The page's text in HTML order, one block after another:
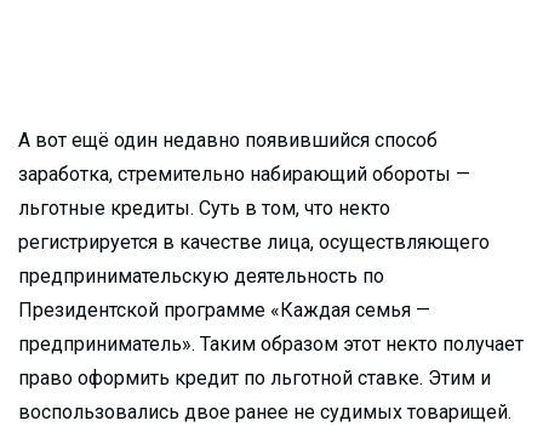
А вот ещё один недавно появившийся способ
заработка, стремительно набирающий обороты —
льготные кредиты. Суть в том, что некто
регистрируется в качестве лица, осуществляющего
предпринимательскую деятельность по
Президентской программе «Каждая семья —
предприниматель». Таким образом этот некто получает
право оформить кредит по льготной ставке. Этим и
воспользовались двое ранее не судимых товарищей.